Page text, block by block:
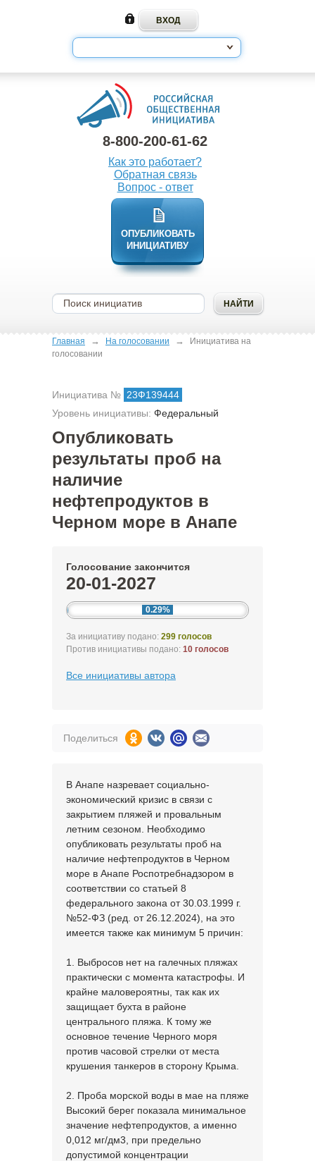
8-800-200-61-62
Как это работает?
Обратная связь
Вопрос - ответ
ОПУБЛИКОВАТЬ
ИНИЦИАТИВУ
Главная → На голосовании →
Инициатива на
голосовании
Инициатива № 23Ф139444
Уровень инициативы: Федеральный
Опубликовать
результаты проб на
наличие
нефтепродуктов в
Черном море в Анапе
Голосование закончится
20-01-2027
0.29%
За инициативу подано: 299 голосов
Против инициативы подано: 10 голосов
Все инициативы автора
Поделиться
В Анапе назревает социально-
экономический кризис в связи с
закрытием пляжей и провальным
летним сезоном. Необходимо
опубликовать результаты проб на
наличие нефтепродуктов в Черном
море в Анапе Роспотребнадзором в
соответствии со статьей 8
федерального закона от 30.03.1999 г.
№52-ФЗ (ред. от 26.12.2024), на это
имеется также как минимум 5 причин:
1. Выбросов нет на галечных пляжах
практически с момента катастрофы. И
крайне маловероятны, так как их
защищает бухта в районе
центрального пляжа. К тому же
основное течение Черного моря
против часовой стрелки от места
крушения танкеров в сторону Крыма.
2. Проба морской воды в мае на пляже
Высокий берег показала минимальное
значение нефтепродуктов, а именно
0,012 мг/дм3, при предельно
допустимой концентрации